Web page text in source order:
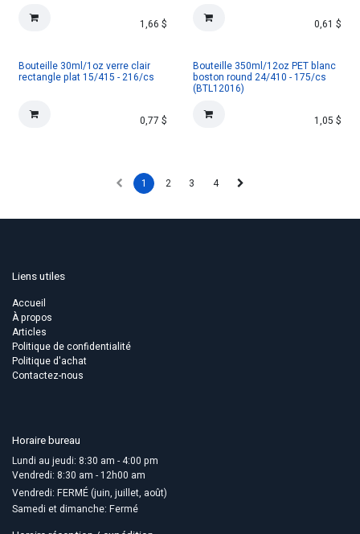
1,66 $ 0,61 $
Bouteille 30ml/1oz verre clair
rectangle plat 15/415 - 216/cs
0,77 $
IR
Bouteille 350ml/12oz PET blanc
boston round 24/410 - 175/cs
(BTL12016)
1,05 $
1 2 3 4
Liens utiles
Accueil
À propos
Articles
Politique de confidentialité
Politique d'achat
Contactez-nous
Horaire bureau
Lundi au jeudi: 8:30 am - 4:00 pm
Vendredi: 8:30 am - 12h00 am
Vendredi: FERMÉ (juin, juillet, août)
Samedi et dimanche: Fermé